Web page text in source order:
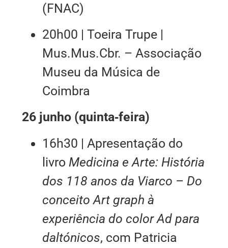
(FNAC)
20h00 | Toeira Trupe |
Mus.Mus.Cbr. – Associação
Museu da Música de
Coimbra
26 junho (quinta‑feira)
16h30 | Apresentação do
livro Medicina e Arte: História
dos 118 anos da Viarco – Do
conceito Art graph à
experiência do color Ad para
daltónicos, com Patricia